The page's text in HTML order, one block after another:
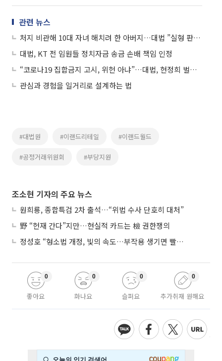
관련 뉴스
처지 비관해 10대 자녀 해치려 한 아버지…대법 ”실형 판결 정당"
대법, KT 전 임원들 정치자금 송금 손배 책임 인정
“코로나19 집합금지 고시, 위헌 아냐”…대법, 현정희 벌금형 확정
관심과 경험을 일거리로 설계하는 법
#대법원 #이랜드리테일 #이랜드월드
#공정거래위원회 #부당지원
조소현 기자의 주요 뉴스
원희룡, 종합특검 2차 출석…“위법 수사 단호히 대처”
野 “헌재 간다”지만…현실적 카드는 檢 권한쟁의
정성호 “형소법 개정, 빛의 속도…부작용 생기면 빨리 고쳐야”
좋아요
0
화나요
0
슬퍼요
0
추가취재 원해요
0